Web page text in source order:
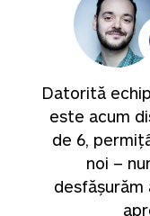
Datorită
este acum
de 6,
noi –